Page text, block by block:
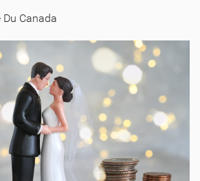
Du Canada